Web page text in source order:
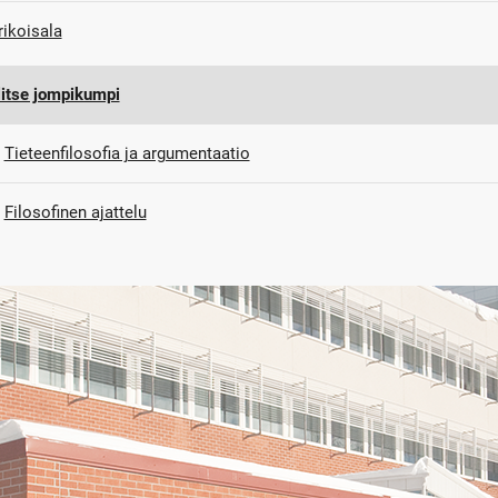
jompikumpi
Tieteenfilosofia ja argumentaatio
Filosofinen ajattelu